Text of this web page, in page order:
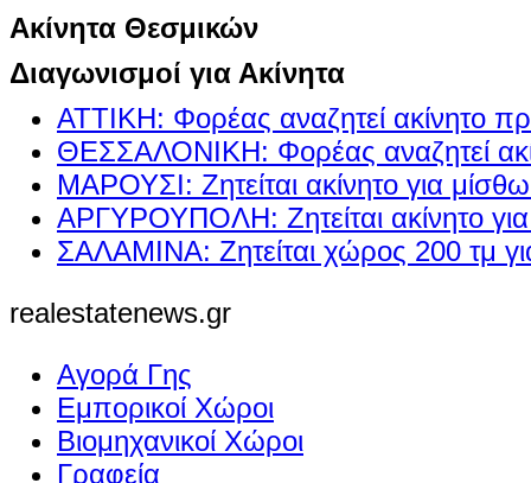
Ακίνητα Θεσμικών
Διαγωνισμοί για Ακίνητα
ΑΤΤΙΚΗ: Φορέας αναζητεί ακίνητο
ΘΕΣΣΑΛΟΝΙΚΗ: Φορέας αναζητεί
ΜΑΡΟΥΣΙ: Ζητείται ακίνητο για
ΑΡΓΥΡΟΥΠΟΛΗ: Ζητείται ακίνητο
ΣΑΛΑΜΙΝΑ: Ζητείται χώρος 200 τμ
realestatenews.gr
Αγορά Γης
Εμπορικοί Χώροι
Βιομηχανικοί Χώροι
Γραφεία